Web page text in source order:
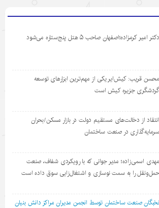
دکتر امیر کرمزاده؛اصفهان صاحب ۵ هتل پنج‌ستاره می‌شود
محسن قریب: کیش‌ایر یکی از مهم‌ترین ابزارهای توسعه
گردشگری جزیره کیش است
انتقاد از دخالت‌های مستقیم دولت در بازار مسکن/بحران
سرمایه‌گذاری در صنعت ساختمان
مهدی اسمی‌زاده؛ مدیر جوانی که با رویکردی شفاف، صنعت
حمل‌ونقل را به سمت نوسازی و اشتغال‌زایی سوق داده است
نخبگان صنعت ساختمان توسط انجمن مديران مراكز دانش بنيان